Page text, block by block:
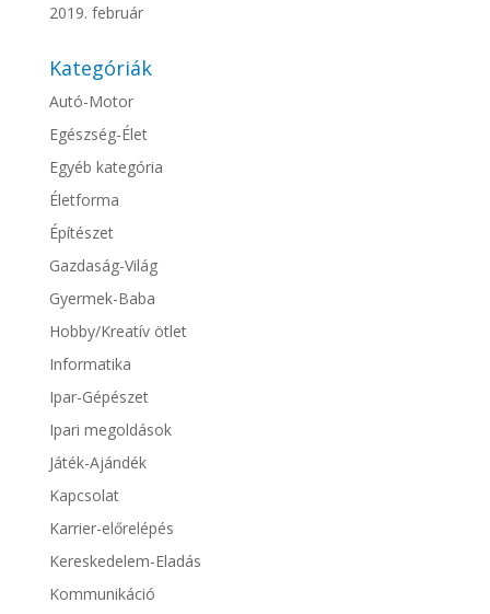
2019. február
Kategóriák
Autó-Motor
Egészség-Élet
Egyéb kategória
Életforma
Építészet
Gazdaság-Világ
Gyermek-Baba
Hobby/Kreatív ötlet
Informatika
Ipar-Gépészet
Ipari megoldások
Játék-Ajándék
Kapcsolat
Karrier-előrelépés
Kereskedelem-Eladás
Kommunikáció